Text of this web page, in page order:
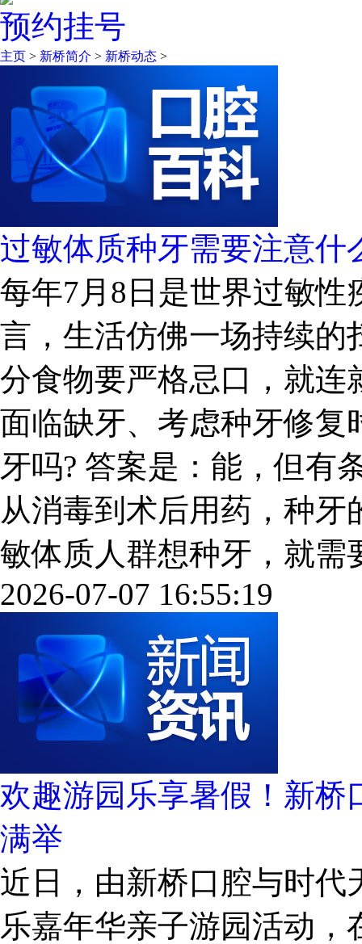
预约挂号
主页 > 新桥简介 > 新桥动态 >
过敏体质种牙需要注意什
每年7月8日是世界过敏
言，生活仿佛一场持续的
分食物要严格忌口，就连
面临缺牙、考虑种牙修复
牙吗? 答案是：能，但有
从消毒到术后用药，种
敏体质人群想种牙，就需
2026-07-07 16:55:19
欢趣游园乐享暑假！新桥
满举
近日，由新桥口腔与时代
乐嘉年华亲子游园活动